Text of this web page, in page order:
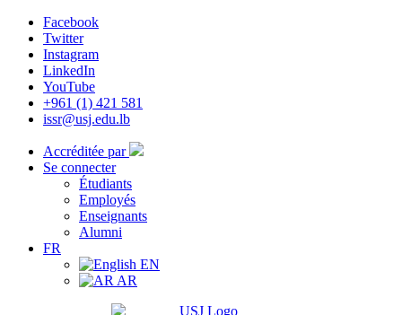
Facebook
Twitter
Instagram
LinkedIn
YouTube
+961 (1) 421 581
issr@usj.edu.lb
Accréditée par
Se connecter
Étudiants
Employés
Enseignants
Alumni
FR
EN
AR